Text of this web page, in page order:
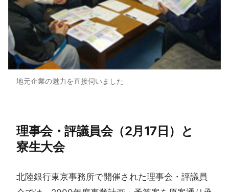
地元企業の魅力を直接伺いました
理事会・評議員会​（2月17日）と​
寮生大会
北陸銀行東京事務所で開催された理事会・評議員